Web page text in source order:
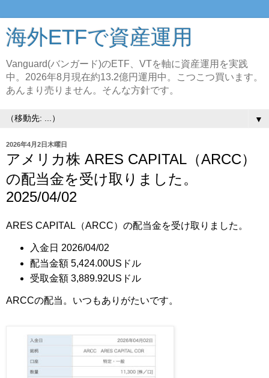
海外ETFで資産運用
Vanguard(バンガード)のETF、VTを軸に資産運用を実践
中。2026年8月現在約13.2億円運用中。こつこつ買います。
あんまり売りません。そんな方針です。
▼
2026年4月2日木曜日
アメリカ株 ARES CAPITAL（ARCC）
の配当金を受け取りました。
2025/04/02
ARES CAPITAL（ARCC）の配当金を受け取りました。
入金日 2026/04/02
配当金額 5,424.00USドル
受取金額 3,889.92USドル
ARCCの配当。いつもありがたいです。